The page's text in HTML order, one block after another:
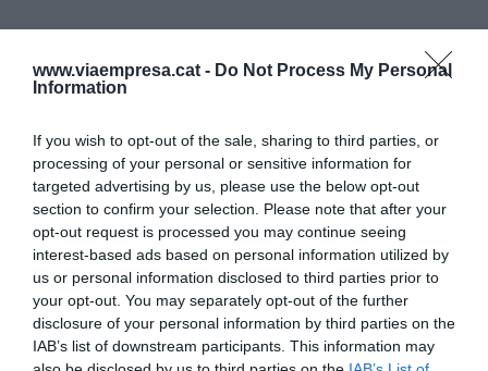
www.viaempresa.cat - Do Not Process My Personal
Information
If you wish to opt-out of the sale, sharing to third parties, or
processing of your personal or sensitive information for
targeted advertising by us, please use the below opt-out
section to confirm your selection. Please note that after your
opt-out request is processed you may continue seeing
interest-based ads based on personal information utilized by
us or personal information disclosed to third parties prior to
your opt-out. You may separately opt-out of the further
disclosure of your personal information by third parties on the
IAB’s list of downstream participants. This information may